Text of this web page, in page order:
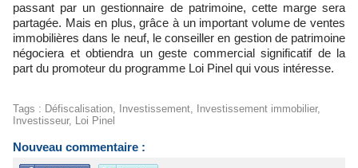
passant par un gestionnaire de patrimoine, cette marge sera
partagée. Mais en plus, grâce à un important volume de ventes
immobilières dans le neuf, le conseiller en gestion de patrimoine
négociera et obtiendra un geste commercial significatif de la
part du promoteur du programme Loi Pinel qui vous intéresse.
Tags : Défiscalisation, Investissement, Investissement immobilier,
Investisseur, Loi Pinel
Nouveau commentaire :